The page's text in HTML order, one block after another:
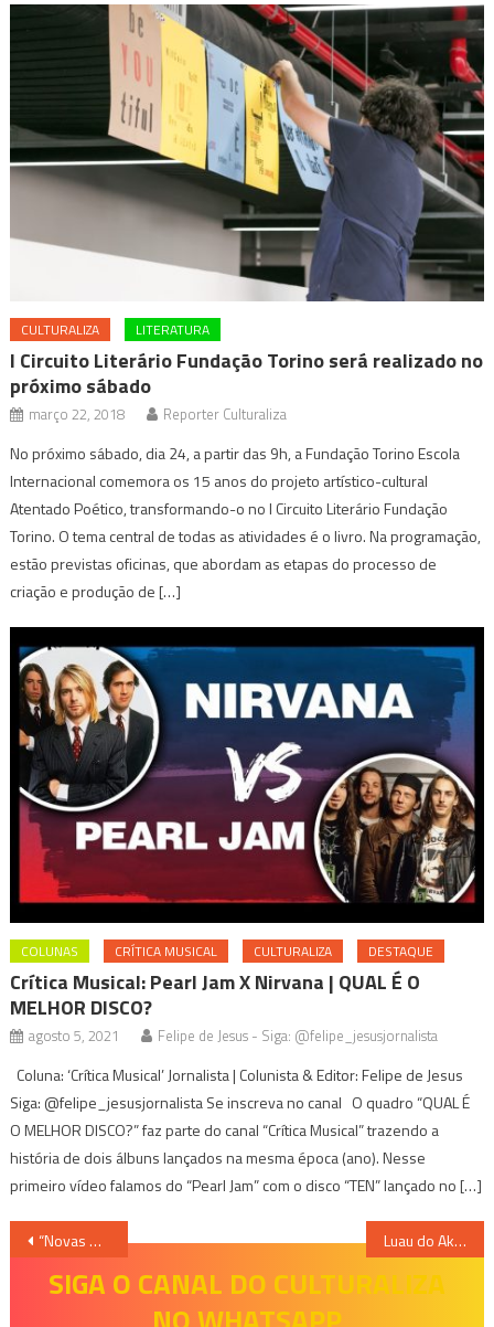
CULTURALIZA LITERATURA
I Circuito Literário Fundação Torino será realizado no
próximo sábado
março 22, 2018 Reporter Culturaliza
No próximo sábado, dia 24, a partir das 9h, a Fundação Torino Escola
Internacional comemora os 15 anos do projeto artístico-cultural
Atentado Poético, transformando-o no I Circuito Literário Fundação
Torino. O tema central de todas as atividades é o livro. Na programação,
estão previstas oficinas, que abordam as etapas do processo de
criação e produção de […]
COLUNAS CRÍTICA MUSICAL CULTURALIZA DESTAQUE
Crítica Musical: Pearl Jam X Nirvana | QUAL É O
MELHOR DISCO?
agosto 5, 2021 Felipe de Jesus - Siga: @felipe_jesusjornalista
Coluna: ‘Crítica Musical’ Jornalista | Colunista & Editor: Felipe de Jesus
Siga: @felipe_jesusjornalista Se inscreva no canal O quadro “QUAL É
O MELHOR DISCO?” faz parte do canal “Crítica Musical” trazendo a
história de dois álbuns lançados na mesma época (ano). Nesse
primeiro vídeo falamos do “Pearl Jam” com o disco “TEN” lançado no […]
Navegação
“Novas Dramaturgias” estreia peça infantil sobre Chiquinha Gonzaga Luau do Akatu vai transformar a Arena Independência em paraíso praiano com grandes hits do samba e pagode
SIGA O CANAL DO CULTURALIZA